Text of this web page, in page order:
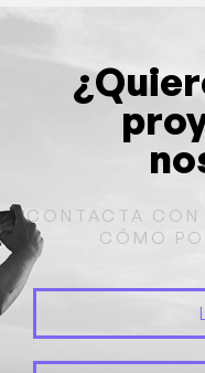
CONTACTA CON
CÓMO